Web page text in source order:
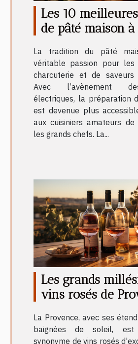
Les 10
de pâté maison
électrique
La tradition du pâté
véritable passion pour les
charcuterie et de saveurs
Avec l’avènement
électriques, la préparation
est devenue plus
aux cuisiniers amateurs de
les grands chefs. La...
Les grands
vins rosés de
La Provence, avec ses
baignées de soleil,
synonyme de vins rosés